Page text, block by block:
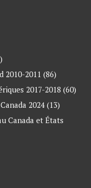
2010-2011 (86)
2017-2018 (60)
2024 (13)
et États